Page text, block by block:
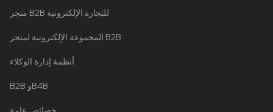
متجر B2B للتجارة الإلكترونية
المجموعة الإلكترونية لمتجر B2B
أنظمة إدارة الوكلاء
B2B وB4B